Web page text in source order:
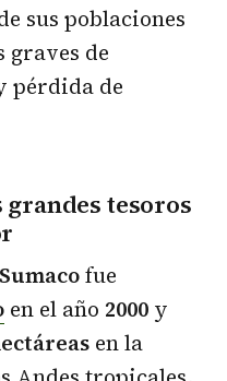
sus poblaciones
graves de
pérdida de
grandes tesoros
Sumacofue
en el año 2000 y
en la